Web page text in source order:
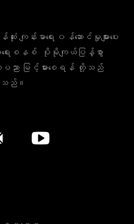
ကျန်းမာရေး ၀န်ဆောင်မှုများပေး
းစနစ် ပိုမိုကျယ်ပြန့်စွာ
အသိပညာ မြင့်မားစေရန် တို့သည်
သည်။